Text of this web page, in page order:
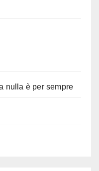
nulla è per sempre